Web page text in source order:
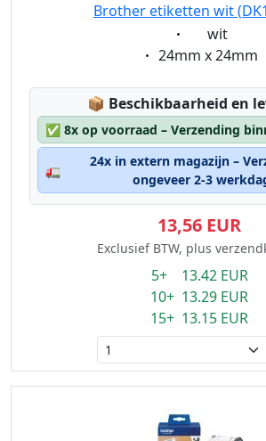
Brother etiketten wit
Eigenschaft:
wit
Eigenschaft:
24mm x 24mm
📦 Lagerstatus:
Beschikbaarheid en
✅ 8x op voorraad – Verzending
🚛
24x in extern magazijn –
ongeveer 2-3
13,56 EUR
Exclusief BTW, plus
5+ 13.42 EUR
10+ 13.29 EUR
15+ 13.15 EUR